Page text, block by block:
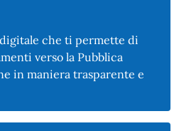
che ti permette di
verso la Pubblica
in maniera trasparente e